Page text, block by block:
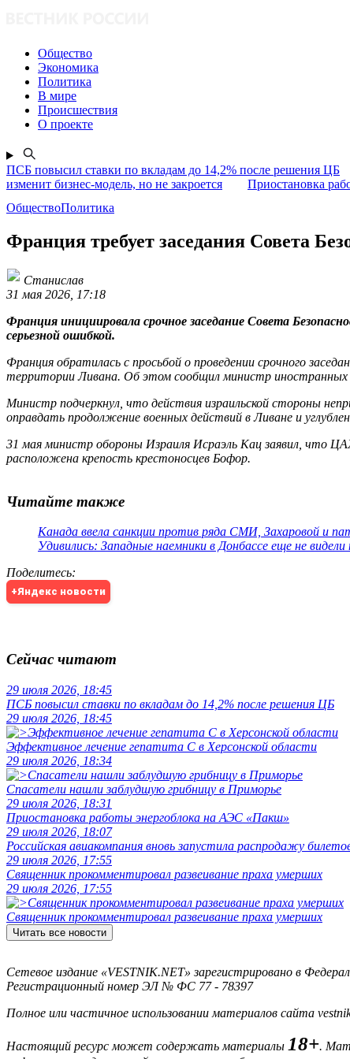
Общество
Экономика
Политика
В мире
Происшествия
О проекте
ПСБ повысил ставки по вкладам до 14,2% после решения ЦБ
изменит бизнес-модель, но не закроется
Приостановка
ОбществоПолитика
Франция требует заседания Совета
Станислав
31 мая 2026, 17:18
Франция инициировала срочное заседание Совета
серьезной ошибкой.
Франция обратилась с просьбой о проведении срочного
территории Ливана. Об этом сообщил министр
Министр подчеркнул, что действия израильской стороны
оправдать продолжение военных действий в Ливане и
31 мая министр обороны Израиля Исраэль Кац заявил, что
расположена крепость крестоносцев Бофор.
Читайте также
Канада ввела санкции против ряда СМИ, Захаровой и
Удивились: Западные наемники в Донбассе еще не
Поделитесь:
+Яндекс новости
Сейчас читают
29 июля 2026, 18:45
ПСБ повысил ставки по вкладам до 14,2% после решения ЦБ
29 июля 2026, 18:45
Эффективное лечение гепатита C в Херсонской области
29 июля 2026, 18:34
Спасатели нашли заблудшую грибницу в Приморье
29 июля 2026, 18:31
Приостановка работы энергоблока на АЭС «Пакш»
29 июля 2026, 18:07
Российская авиакомпания вновь запустила распродажу
29 июля 2026, 17:55
Священник прокомментировал развеивание праха умерших
29 июля 2026, 17:55
Священник прокомментировал развеивание праха умерших
Читать все новости
Сетевое издание «VESTNIK.NET» зарегистрировано в
Регистрационный номер ЭЛ № ФС 77 - 78397
Полное или частичное использовании материалов сайта
Настоящий ресурс может содержать материалы 18+.